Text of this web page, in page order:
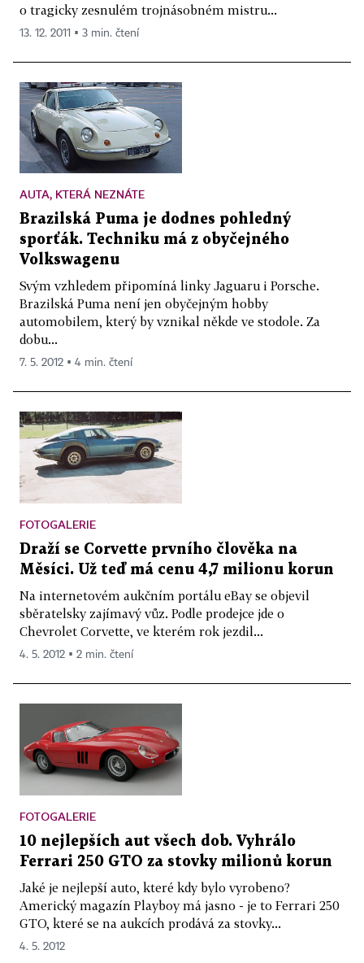
o tragicky zesnulém trojnásobném mistru...
13. 12. 2011 ▪ 3 min. čtení
AUTA, KTERÁ NEZNÁTE
Brazilská Puma je dodnes pohledný
sporťák. Techniku má z obyčejného
Volkswagenu
Svým vzhledem připomíná linky Jaguaru i Porsche.
Brazilská Puma není jen obyčejným hobby
automobilem, který by vznikal někde ve stodole. Za
dobu...
7. 5. 2012 ▪ 4 min. čtení
FOTOGALERIE
Draží se Corvette prvního člověka na
Měsíci. Už teď má cenu 4,7 milionu korun
Na internetovém aukčním portálu eBay se objevil
sběratelsky zajímavý vůz. Podle prodejce jde o
Chevrolet Corvette, ve kterém rok jezdil...
4. 5. 2012 ▪ 2 min. čtení
FOTOGALERIE
10 nejlepších aut všech dob. Vyhrálo
Ferrari 250 GTO za stovky milionů korun
Jaké je nejlepší auto, které kdy bylo vyrobeno?
Americký magazín Playboy má jasno - je to Ferrari 250
GTO, které se na aukcích prodává za stovky...
4. 5. 2012